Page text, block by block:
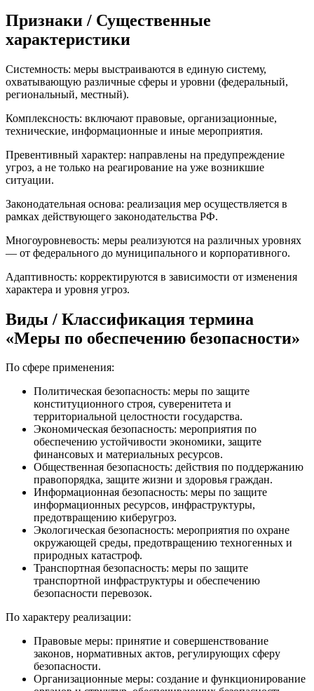
Признаки / Существенные
характеристики
Системность: меры выстраиваются в единую систему,
охватывающую различные сферы и уровни (федеральный,
региональный, местный).
Комплексность: включают правовые, организационные,
технические, информационные и иные мероприятия.
Превентивный характер: направлены на предупреждение
угроз, а не только на реагирование на уже возникшие
ситуации.
Законодательная основа: реализация мер осуществляется в
рамках действующего законодательства РФ.
Многоуровневость: меры реализуются на различных уровнях
— от федерального до муниципального и корпоративного.
Адаптивность: корректируются в зависимости от изменения
характера и уровня угроз.
Виды / Классификация термина
«Меры по обеспечению безопасности»
По сфере применения:
Политическая безопасность: меры по защите
конституционного строя, суверенитета и
территориальной целостности государства.
Экономическая безопасность: мероприятия по
обеспечению устойчивости экономики, защите
финансовых и материальных ресурсов.
Общественная безопасность: действия по поддержанию
правопорядка, защите жизни и здоровья граждан.
Информационная безопасность: меры по защите
информационных ресурсов, инфраструктуры,
предотвращению киберугроз.
Экологическая безопасность: мероприятия по охране
окружающей среды, предотвращению техногенных и
природных катастроф.
Транспортная безопасность: меры по защите
транспортной инфраструктуры и обеспечению
безопасности перевозок.
По характеру реализации:
Правовые меры: принятие и совершенствование
законов, нормативных актов, регулирующих сферу
безопасности.
Организационные меры: создание и функционирование